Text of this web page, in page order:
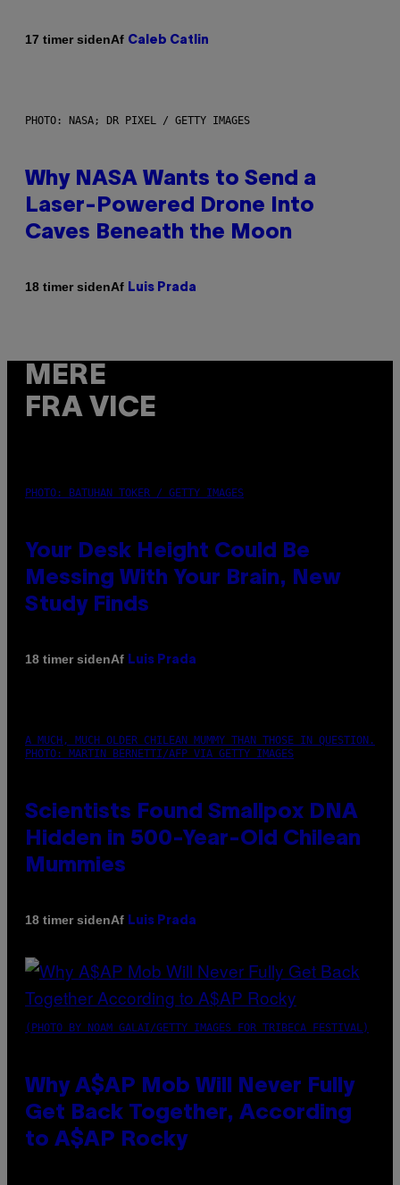
17 timer sidenAf Caleb Catlin
PHOTO: NASA; DR PIXEL / GETTY IMAGES
Why NASA Wants to Send a
Laser-Powered Drone Into
Caves Beneath the Moon
18 timer sidenAf Luis Prada
MERE
FRA VICE
PHOTO: BATUHAN TOKER / GETTY IMAGES
Your Desk Height Could Be
Messing With Your Brain, New
Study Finds
18 timer sidenAf Luis Prada
A MUCH, MUCH OLDER CHILEAN MUMMY THAN THOSE IN QUESTION.
PHOTO: MARTIN BERNETTI/AFP VIA GETTY IMAGES
Scientists Found Smallpox DNA
Hidden in 500-Year-Old Chilean
Mummies
18 timer sidenAf Luis Prada
(PHOTO BY NOAM GALAI/GETTY IMAGES FOR TRIBECA FESTIVAL)
Why A$AP Mob Will Never Fully
Get Back Together, According
to A$AP Rocky